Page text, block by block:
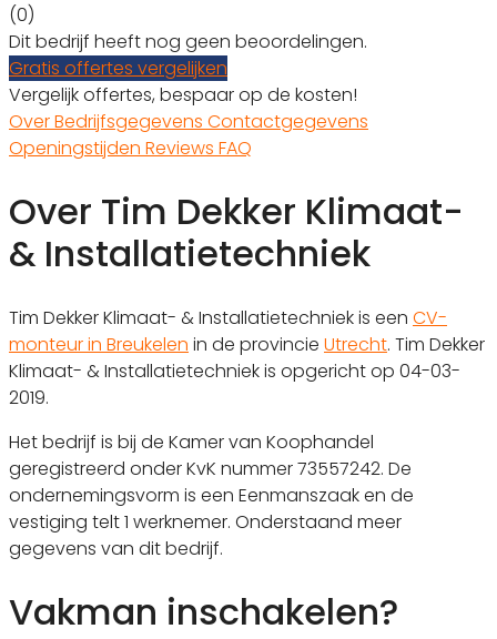
(0)
Dit bedrijf heeft nog geen beoordelingen.
Gratis offertes vergelijken
Vergelijk offertes, bespaar op de kosten!
OverBedrijfsgegevens Contactgegevens
Openingstijden Reviews FAQ
Over Tim Dekker Klimaat-
& Installatietechniek
Tim Dekker Klimaat- & Installatietechniek is een CV-
monteur in Breukelen in de provincie Utrecht. Tim Dekker
Klimaat- & Installatietechniek is opgericht op 04-03-
2019.
Het bedrijf is bij de Kamer van Koophandel
geregistreerd onder KvK nummer 73557242. De
ondernemingsvorm is een Eenmanszaak en de
vestiging telt 1 werknemer. Onderstaand meer
gegevens van dit bedrijf.
Vakman inschakelen?